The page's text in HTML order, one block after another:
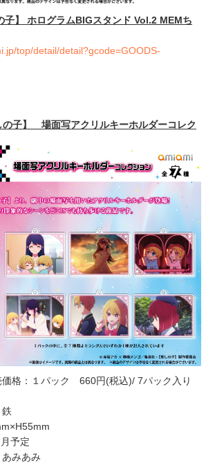
子】 ホログラムBIGスタンド Vol.2 MEMち
top/detail/detail?gcode=GOODS-
の子】 場面写アクリルキーホルダーコレク
価格：１パック 660円(税込)/ 7パック入り
予定
みあみ